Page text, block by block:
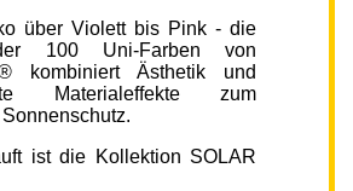
über Violett bis Pink - die
100 Uni-Farben von
kombiniert Ästhetik und
Materialeffekte zum
ist die Kollektion SOLAR